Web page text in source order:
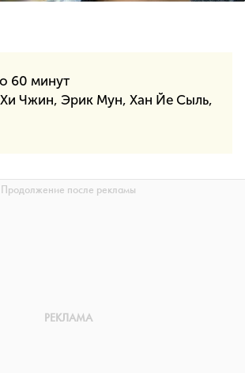
60 минут
Чжин, Эрик Мун, Хан Йе Сыль,